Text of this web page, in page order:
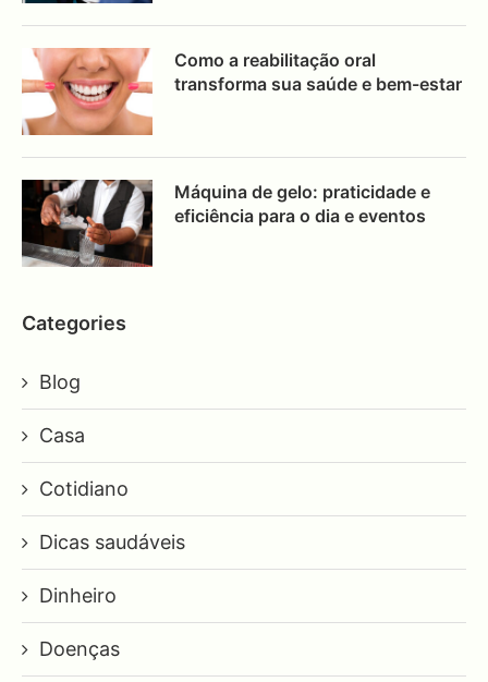
Como a reabilitação oral
transforma sua saúde e bem-estar
Máquina de gelo: praticidade e
eficiência para o dia e eventos
Categories
Blog
Casa
Cotidiano
Dicas saudáveis
Dinheiro
Doenças